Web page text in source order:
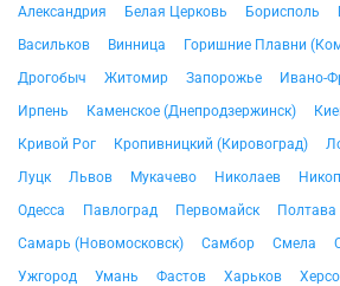
Александрия Белая Церковь Борисполь
Васильков
Винница Горишние Плавни
Дрогобыч
Житомир Запорожье Ивано-
Ирпень
Каменское (Днепродзержинск)
Кривой Рог
Кропивницкий (Кировоград)
Луцк
Львов Мукачево Николаев
Одесса
Павлоград Первомайск Полтава
Самарь (Новомосковск)
Самбор Смела
Ужгород
Умань Фастов Харьков